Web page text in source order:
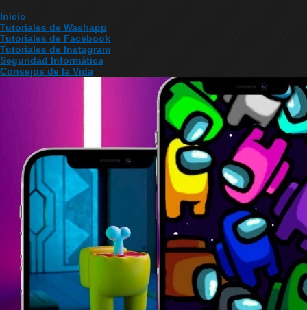
Inicio
Tutoriales de Washapp
Tutoriales de Facebook
Tutoriales de Instagram
Seguridad Informática
Consejos de la Vida